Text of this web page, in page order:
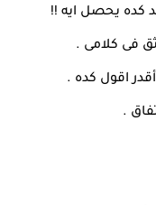
كده يحصل ايه !!
فى كلامى .
اقول كده .
.